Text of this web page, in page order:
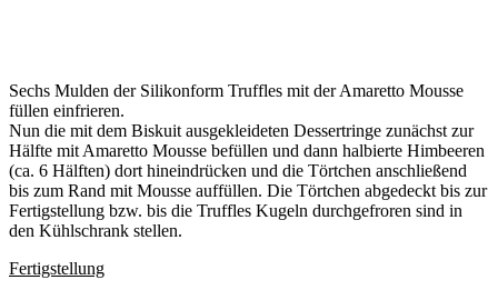
Sechs Mulden der Silikonform Truffles mit der Amaretto Mousse
füllen einfrieren.
Nun die mit dem Biskuit ausgekleideten Dessertringe zunächst zur
Hälfte mit Amaretto Mousse befüllen und dann halbierte Himbeeren
(ca. 6 Hälften) dort hineindrücken und die Törtchen anschließend
bis zum Rand mit Mousse auffüllen. Die Törtchen abgedeckt bis zur
Fertigstellung bzw. bis die Truffles Kugeln durchgefroren sind in
den Kühlschrank stellen.
Fertigstellung